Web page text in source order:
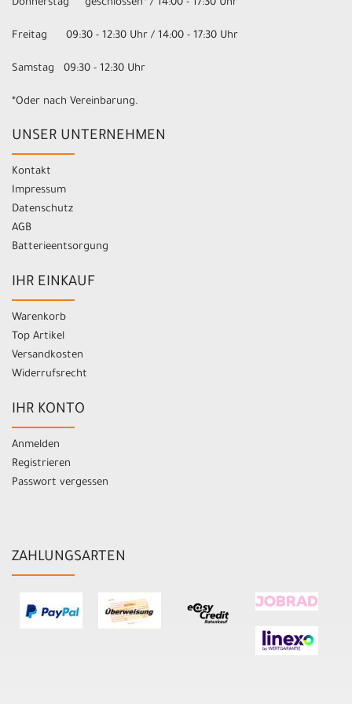
Donnerstag geschlossen* / 14:00 - 17:30 Uhr
Freitag 09:30 - 12:30 Uhr / 14:00 - 17:30 Uhr
Samstag 09:30 - 12:30 Uhr
*Oder nach Vereinbarung.
UNSER UNTERNEHMEN
Kontakt
Impressum
Datenschutz
AGB
Batterieentsorgung
IHR EINKAUF
Warenkorb
Top Artikel
Versandkosten
Widerrufsrecht
IHR KONTO
Anmelden
Registrieren
Passwort vergessen
ZAHLUNGSARTEN